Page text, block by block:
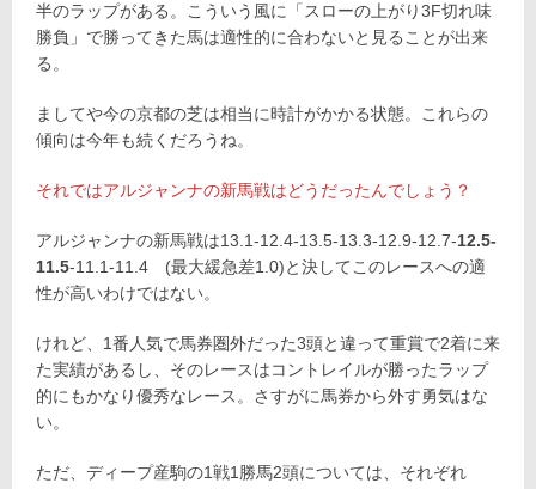
半のラップがある。こういう風に「スローの上がり3F切れ味
勝負」で勝ってきた馬は適性的に合わないと見ることが出来
る。
ましてや今の京都の芝は相当に時計がかかる状態。これらの
傾向は今年も続くだろうね。
それではアルジャンナの新馬戦はどうだったんでしょう？
アルジャンナの新馬戦は13.1-12.4-13.5-13.3-12.9-12.7-12.5-
11.5-11.1-11.4 (最大緩急差1.0)と決してこのレースへの適
性が高いわけではない。
けれど、1番人気で馬券圏外だった3頭と違って重賞で2着に来
た実績があるし、そのレースはコントレイルが勝ったラップ
的にもかなり優秀なレース。さすがに馬券から外す勇気はな
い。
ただ、ディープ産駒の1戦1勝馬2頭については、それぞれ